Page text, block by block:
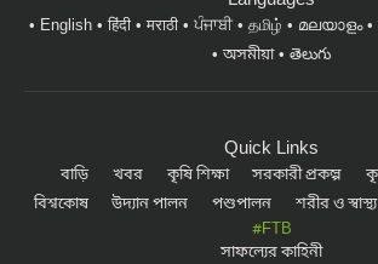
English हिंदी मराठी ਪੰਜਾਬੀ தமிழ் മലയാളം
অসমীয়া
తెలుగు
Quick Links
বাড়ি খবর কৃষি শিক্ষা সরকারী প্রকল্প
বিশ্বকোষ
উদ্যান পালন পশুপালন শরীর ও স্বাস্থ্য
#FTB
সাফল্যের কাহিনী